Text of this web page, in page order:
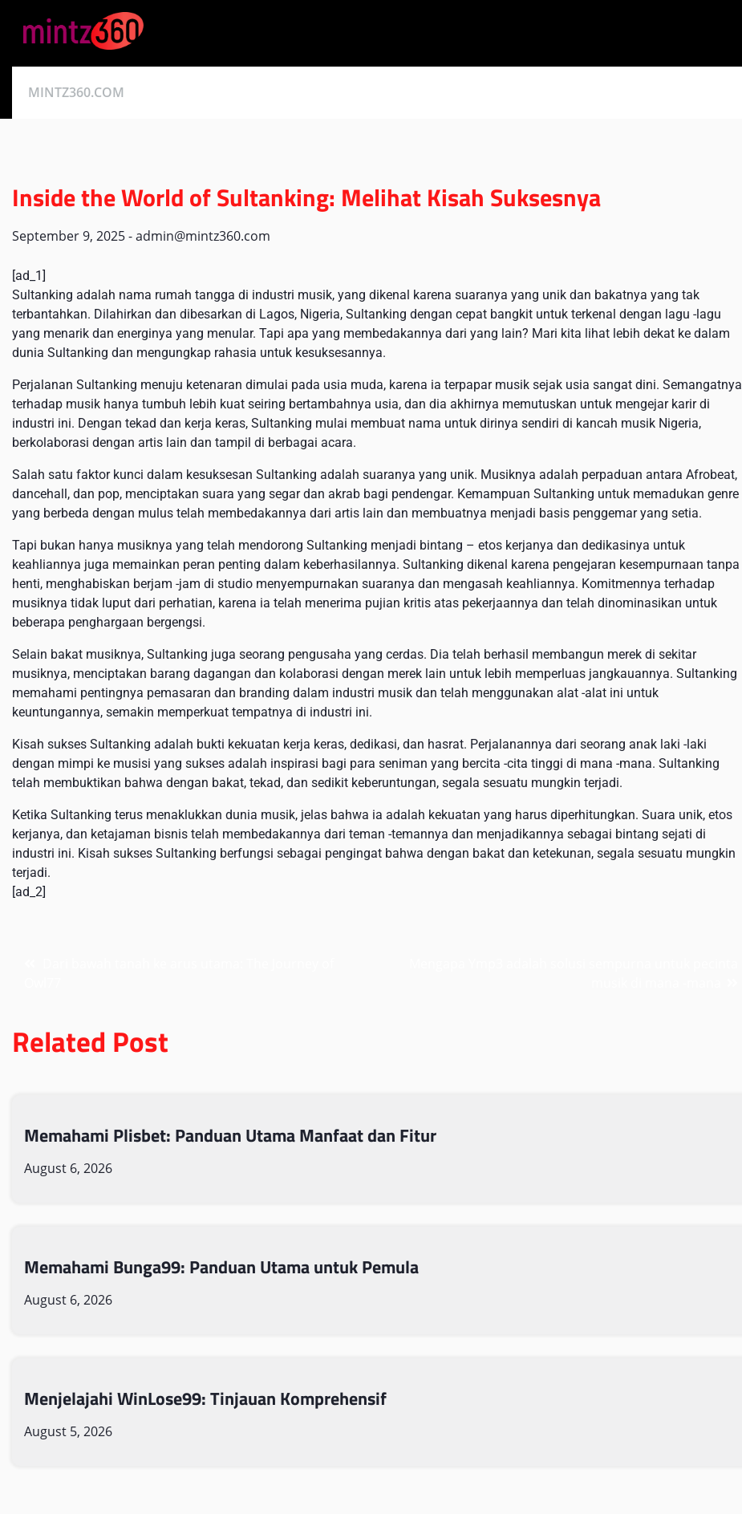
content
MINTZ360.COM
Inside the World of Sultanking: Melihat Kisah Suksesnya
September 9, 2025-admin@mintz360.com
[ad_1]
Sultanking adalah nama rumah tangga di industri musik, yang dikenal karena suaranya yang unik dan bakatnya yang tak
terbantahkan. Dilahirkan dan dibesarkan di Lagos, Nigeria, Sultanking dengan cepat bangkit untuk terkenal dengan lagu -lagu
yang menarik dan energinya yang menular. Tapi apa yang membedakannya dari yang lain? Mari kita lihat lebih dekat ke dalam
dunia Sultanking dan mengungkap rahasia untuk kesuksesannya.
Perjalanan Sultanking menuju ketenaran dimulai pada usia muda, karena ia terpapar musik sejak usia sangat dini. Semangatnya
terhadap musik hanya tumbuh lebih kuat seiring bertambahnya usia, dan dia akhirnya memutuskan untuk mengejar karir di
industri ini. Dengan tekad dan kerja keras, Sultanking mulai membuat nama untuk dirinya sendiri di kancah musik Nigeria,
berkolaborasi dengan artis lain dan tampil di berbagai acara.
Salah satu faktor kunci dalam kesuksesan Sultanking adalah suaranya yang unik. Musiknya adalah perpaduan antara Afrobeat,
dancehall, dan pop, menciptakan suara yang segar dan akrab bagi pendengar. Kemampuan Sultanking untuk memadukan genre
yang berbeda dengan mulus telah membedakannya dari artis lain dan membuatnya menjadi basis penggemar yang setia.
Tapi bukan hanya musiknya yang telah mendorong Sultanking menjadi bintang – etos kerjanya dan dedikasinya untuk
keahliannya juga memainkan peran penting dalam keberhasilannya. Sultanking dikenal karena pengejaran kesempurnaan tanpa
henti, menghabiskan berjam -jam di studio menyempurnakan suaranya dan mengasah keahliannya. Komitmennya terhadap
musiknya tidak luput dari perhatian, karena ia telah menerima pujian kritis atas pekerjaannya dan telah dinominasikan untuk
beberapa penghargaan bergengsi.
Selain bakat musiknya, Sultanking juga seorang pengusaha yang cerdas. Dia telah berhasil membangun merek di sekitar
musiknya, menciptakan barang dagangan dan kolaborasi dengan merek lain untuk lebih memperluas jangkauannya. Sultanking
memahami pentingnya pemasaran dan branding dalam industri musik dan telah menggunakan alat -alat ini untuk
keuntungannya, semakin memperkuat tempatnya di industri ini.
Kisah sukses Sultanking adalah bukti kekuatan kerja keras, dedikasi, dan hasrat. Perjalanannya dari seorang anak laki -laki
dengan mimpi ke musisi yang sukses adalah inspirasi bagi para seniman yang bercita -cita tinggi di mana -mana. Sultanking
telah membuktikan bahwa dengan bakat, tekad, dan sedikit keberuntungan, segala sesuatu mungkin terjadi.
Ketika Sultanking terus menaklukkan dunia musik, jelas bahwa ia adalah kekuatan yang harus diperhitungkan. Suara unik, etos
kerjanya, dan ketajaman bisnis telah membedakannya dari teman -temannya dan menjadikannya sebagai bintang sejati di
industri ini. Kisah sukses Sultanking berfungsi sebagai pengingat bahwa dengan bakat dan ketekunan, segala sesuatu mungkin
terjadi.
[ad_2]
Related Post
Memahami Plisbet: Panduan Utama Manfaat dan Fitur
August 6, 2026
Memahami Bunga99: Panduan Utama untuk Pemula
August 6, 2026
Menjelajahi WinLose99: Tinjauan Komprehensif
August 5, 2026